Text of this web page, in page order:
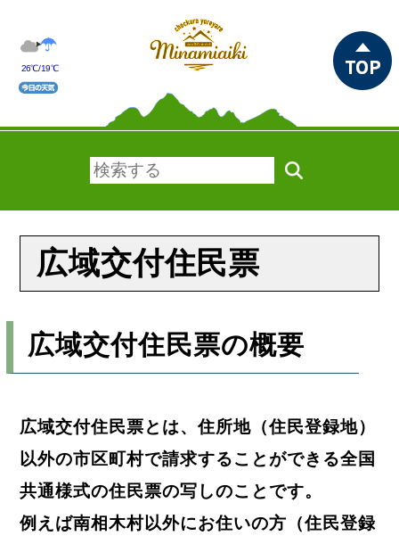
26℃/19℃
広域交付住民票
広域交付住民票の概要
広域交付住民票とは、住所地（住民登録地）
以外の市区町村で請求することができる全国
共通様式の住民票の写しのことです。
例えば南相木村以外にお住いの方（住民登録